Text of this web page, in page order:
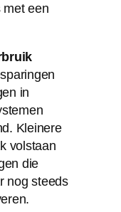
met een
in
Kleinere
volstaan
die
nog steeds